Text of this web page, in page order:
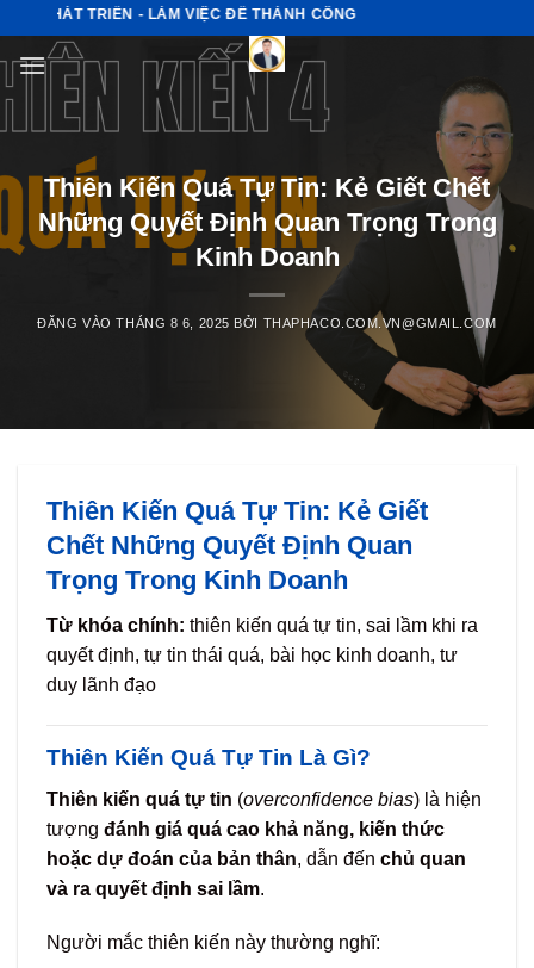
nội
dung
TRIỂN - LÀM VIỆC ĐỂ THÀNH CÔNG
Thiên Kiến Quá Tự Tin: Kẻ Giết Chết
Những Quyết Định Quan Trọng Trong
Kinh Doanh
ĐĂNG VÀOTHÁNG 8 6, 2025 BỞI THAPHACO.COM.VN@GMAIL.COM
Thiên Kiến Quá Tự Tin: Kẻ Giết
Chết Những Quyết Định Quan
Trọng Trong Kinh Doanh
Từ khóa chính: thiên kiến quá tự tin, sai lầm khi ra
quyết định, tự tin thái quá, bài học kinh doanh, tư
duy lãnh đạo
Thiên Kiến Quá Tự Tin Là Gì?
Thiên kiến quá tự tin (overconfidence bias) là hiện
tượng đánh giá quá cao khả năng, kiến thức
hoặc dự đoán của bản thân, dẫn đến chủ quan
và ra quyết định sai lầm.
Người mắc thiên kiến này thường nghĩ: